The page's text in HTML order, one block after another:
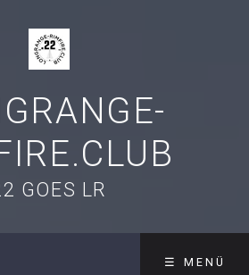
GOES LR
☰ MENÜ